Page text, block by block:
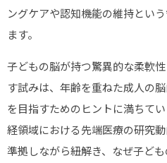
肌荒れ
ダイエット
抜け毛
エクソソームブログ
副作用とデメリット
ングケアや認知機能の維持とい
ます。
子どもの脳が持つ驚異的な柔軟
す試みは、年齢を重ねた成人の
を目指すためのヒントに満ちて
経領域における先端医療の研究
準拠しながら紐解き、なぜ子ど